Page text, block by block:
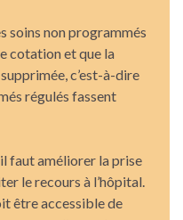
soins non programmés
cotation et que la
c’est-à-dire
régulés fassent
faut améliorer la prise
le recours à l’hôpital.
être accessible de